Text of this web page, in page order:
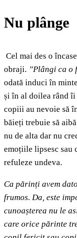
Nu plânge
Cel mai des o
obraji. ”Plângi ca o
odată induci în
și în al doilea rând
copiii au nevoie să
băieți trebuie să
nu de alta dar nu
emoțiile lipsesc sau
refuleze undeva.
Ca părinți avem
frumos. Da, este
cunoașterea nu le
care orice părinte